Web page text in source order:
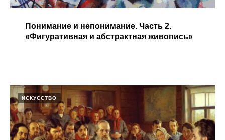
Понимание и непонимание. Часть 2.
«Фигуративная и абстрактная живопись»
ИСКУССТВО